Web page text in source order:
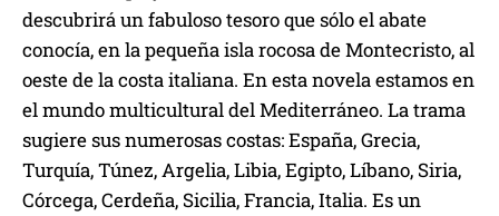
descubrirá un fabuloso tesoro que sólo el abate
conocía, en la pequeña isla rocosa de Montecristo, al
oeste de la costa italiana. En esta novela estamos en
el mundo multicultural del Mediterráneo. La trama
sugiere sus numerosas costas: España, Grecia,
Turquía, Túnez, Argelia, Libia, Egipto, Líbano, Siria,
Córcega, Cerdeña, Sicilia, Francia, Italia. Es un